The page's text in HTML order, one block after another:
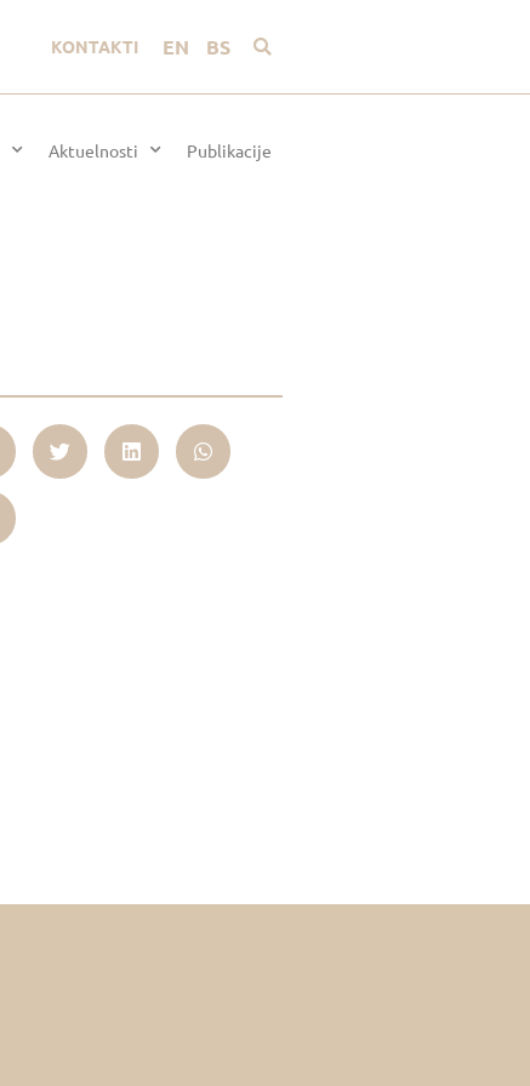
KONTAKTI EN BS
Aktuelnosti Publikacije